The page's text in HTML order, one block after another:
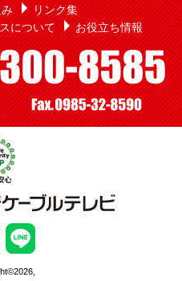
リンク集
について お役立ち情報